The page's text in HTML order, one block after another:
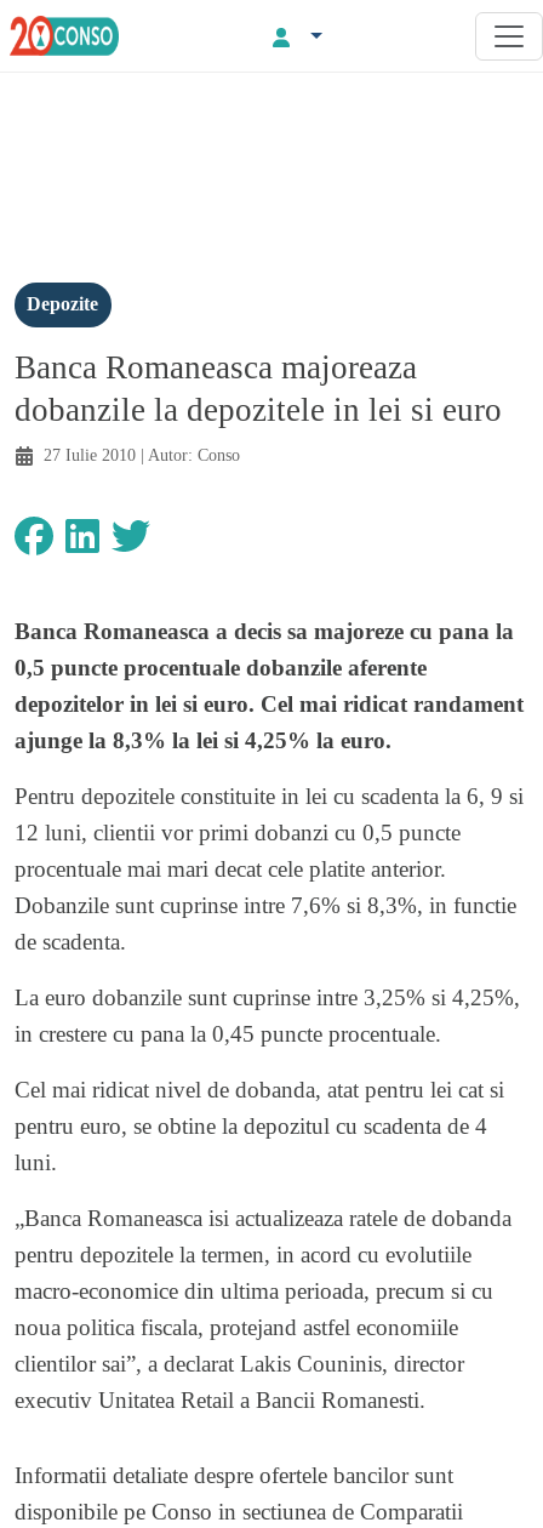
Depozite
Banca Romaneasca majoreaza
dobanzile la depozitele in lei si euro
27 Iulie 2010 | Autor: Conso
Banca Romaneasca a decis sa majoreze cu pana la
0,5 puncte procentuale dobanzile aferente
depozitelor in lei si euro. Cel mai ridicat randament
ajunge la 8,3% la lei si 4,25% la euro.
Pentru depozitele constituite in lei cu scadenta la 6, 9 si
12 luni, clientii vor primi dobanzi cu 0,5 puncte
procentuale mai mari decat cele platite anterior.
Dobanzile sunt cuprinse intre 7,6% si 8,3%, in functie
de scadenta.
La euro dobanzile sunt cuprinse intre 3,25% si 4,25%,
in crestere cu pana la 0,45 puncte procentuale.
Cel mai ridicat nivel de dobanda, atat pentru lei cat si
pentru euro, se obtine la depozitul cu scadenta de 4
luni.
„Banca Romaneasca isi actualizeaza ratele de dobanda
pentru depozitele la termen, in acord cu evolutiile
macro-economice din ultima perioada, precum si cu
noua politica fiscala, protejand astfel economiile
clientilor sai”, a declarat Lakis Couninis, director
executiv Unitatea Retail a Bancii Romanesti.
Informatii detaliate despre ofertele bancilor sunt
disponibile pe Conso in sectiunea de Comparatii